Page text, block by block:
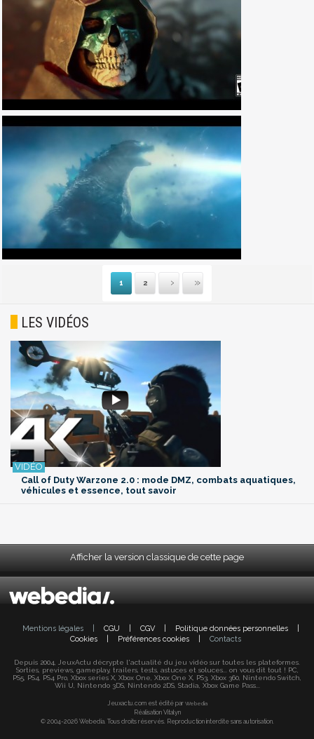
1 2
Suivante
Dernière
LES VIDÉOS
Call of Duty Warzone 2.0 : mode DMZ, combats aquatiques,
véhicules et essence, tout savoir
Afficher la version classique de cette page
Mentions légales CGU CGV Politique données personnelles
Cookies
Préférences cookies Contacts
Depuis 2004, JeuxActu décrypte l'actualité du jeu vidéo sur toutes les plateformes.
Sorties, previews, gameplay, trailers, tests, astuces et soluces... on vous dit tout ! PC,
PS5, PS4, PS4 Pro, Xbox series X, Xbox One, Xbox One X, PS3, Xbox 360, Nintendo Switch,
Wii U, Nintendo 3DS, Nintendo 2DS, Stadia, Xbox Game Pass...
Jeuxactu.com est édité par Webedia
Réalisation Vitalyn
© 2004-2026 Webedia. Tous droits réservés. Reproduction interdite sans autorisation.